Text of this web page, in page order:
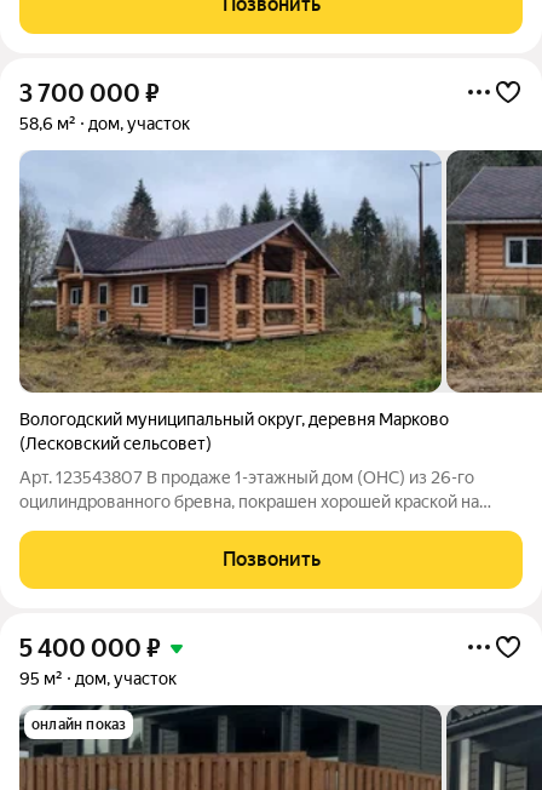
собственник. За
3 700 000 ₽
58,6 м² дом, участок
Вологодский муниципальный округ, деревня Марково
(Лесковский сельсовет)
Арт. 123543807 В продаже 1-этажный дом (ОНС) из 26-го
оцилиндрованного бревна, покрашен хорошей краской на
гибкой черепицы (Docke), фундамент ж/б сваи (больше 20
Позвонить
5 400 000 ₽
95 м² дом, участок
онлайн показ